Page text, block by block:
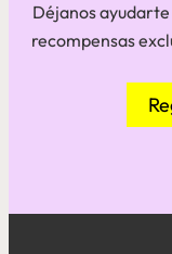
Déjanos
recompensas